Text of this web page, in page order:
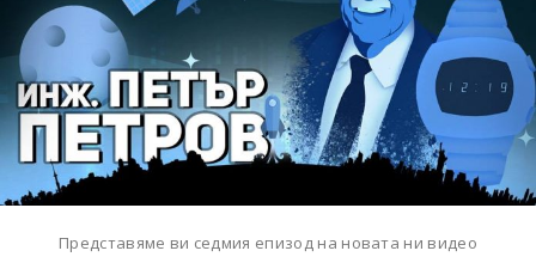
Представяме ви седмия епизод на новата ни видео